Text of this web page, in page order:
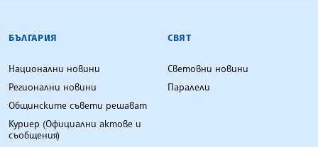
БЪЛГАРСКА ТЕЛЕГРАФНА АГЕНЦИЯ
БЪЛГАРИЯ
Национални новини
Регионални новини
Общинските съвети решават
Куриер (Официални актове и
съобщения)
СВЯТ
Световни новини
Паралели